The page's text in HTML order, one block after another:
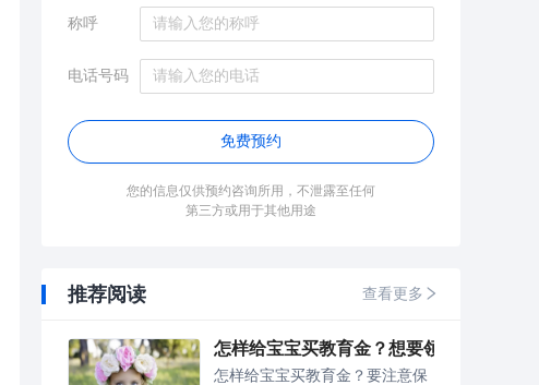
称呼
电话号码
免费预约
您的信息仅供预约咨询所用，不泄露至任何
第三方或用于其他用途
推荐阅读 查看更多
怎样给宝宝买教育金？想要领更多钱？投
怎样给宝宝买教育金？要注意保